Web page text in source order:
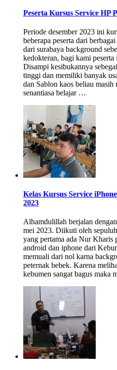
Peserta Kursus Service HP
Periode desember 2023 ini
beberapa peserta dari
dari surabaya background
kedokteran, bagi kami
Disampi kesibukannya
tinggi dan memiliki banyak
dan Sablon kaos beliau
senantiasa belajar …
Kelas Kursus Service
2023
Alhamdulillah berjalan
mei 2023. Diikuti oleh
yang pertama ada Nur Kharis
android dan iphone dari
memuali dari nol karna
peternak bebek. Karena
kebumen sangat bagus maka